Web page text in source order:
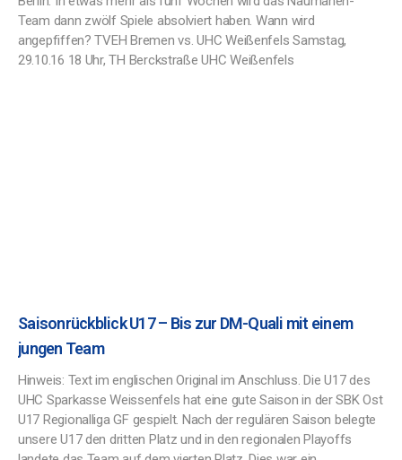
Team dann zwölf Spiele absolviert haben. Wann wird
angepfiffen? TVEH Bremen vs. UHC Weißenfels Samstag,
29.10.16 18 Uhr, TH Berckstraße UHC Weißenfels
Saisonrückblick U17 – Bis zur DM-Quali mit einem
jungen Team
Hinweis: Text im englischen Original im Anschluss. Die U17 des
UHC Sparkasse Weissenfels hat eine gute Saison in der SBK Ost
U17 Regionalliga GF gespielt. Nach der regulären Saison belegte
unsere U17 den dritten Platz und in den regionalen Playoffs